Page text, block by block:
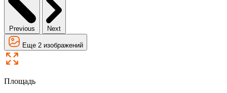
Previous Next
Еще 2 изображений
Площадь